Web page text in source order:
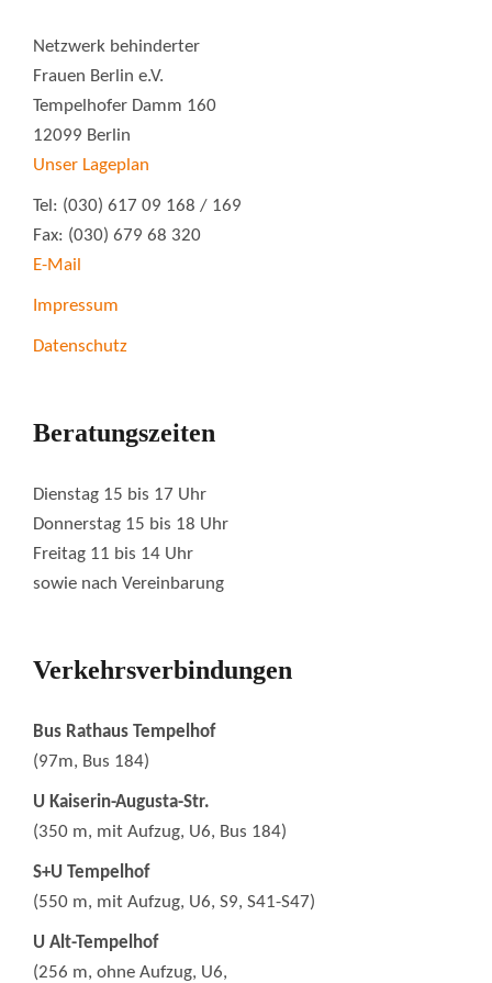
Netzwerk behinderter
Frauen Berlin e.V.
Tempelhofer Damm 160
12099 Berlin
Unser Lageplan
Tel: (030) 617 09 168 / 169
Fax: (030) 679 68 320
E-Mail
Impressum
Datenschutz
Beratungszeiten
Dienstag 15 bis 17 Uhr
Donnerstag 15 bis 18 Uhr
Freitag 11 bis 14 Uhr
sowie nach Vereinbarung
Verkehrsverbindungen
Bus Rathaus Tempelhof
(97m, Bus 184)
U Kaiserin-Augusta-Str.
(350 m, mit Aufzug, U6, Bus 184)
S+U Tempelhof
(550 m, mit Aufzug, U6, S9, S41-S47)
U Alt-Tempelhof
(256 m, ohne Aufzug, U6,